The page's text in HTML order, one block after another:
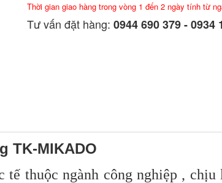
Thời gian giao hàng trong vòng 1 đến 2 ngày tính từ
Tư vấn đặt hàng: 0944 690 379 - 0934
TK-MIKADO
tế thuộc ngành công nghiệp ,